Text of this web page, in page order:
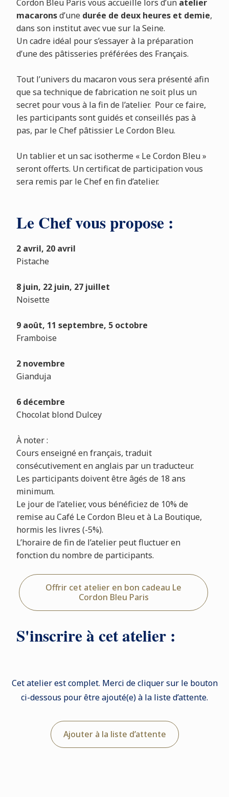
Cordon Bleu Paris vous accueille lors d’un atelier
macaronsd’une durée de deux heures et demie,
dans son institut avec vue sur la Seine.
Un cadre idéal pour s’essayer à la préparation
d’une des pâtisseries préférées des Français.
Tout l’univers du macaron vous sera présenté afin
que sa technique de fabrication ne soit plus un
secret pour vous à la fin de l’atelier. Pour ce faire,
les participants sont guidés et conseillés pas à
pas, par le Chef pâtissier Le Cordon Bleu.
Un tablier et un sac isotherme « Le Cordon Bleu »
seront offerts. Un certificat de participation vous
sera remis par le Chef en fin d’atelier.
Le Chef vous propose :
2 avril, 20 avril
Pistache
8 juin, 22 juin, 27 juillet
Noisette
9 août, 11 septembre, 5 octobre
Framboise
2 novembre
Gianduja
6 décembre
Chocolat blond Dulcey
Ànoter :
Cours enseigné en français, traduit
consécutivement en anglais par un traducteur.
Les participants doivent être âgés de 18 ans
minimum.
Le jour de l’atelier, vous bénéficiez de 10% de
remise au Café Le Cordon Bleu et à La Boutique,
hormis les livres (-5%).
L’horaire de fin de l’atelier peut fluctuer en
fonction du nombre de participants.
Offrir cet atelier en bon cadeau Le
Cordon Bleu Paris
S'inscrire à cet atelier :
Cet atelier est complet. Merci de cliquer sur le bouton
ci-dessous pour être ajouté(e) à la liste d’attente.
Ajouter à la liste d’attente